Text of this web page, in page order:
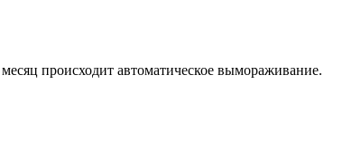
происходит автоматическое вымораживание.